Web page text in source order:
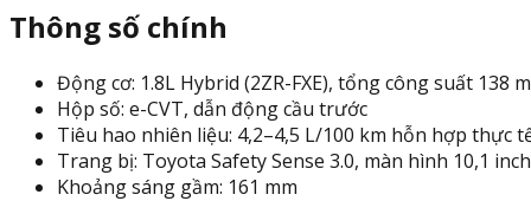
Thông số chính
Động cơ: 1.8L Hybrid (2ZR-FXE), tổng công suất 138
Hộp số: e-CVT, dẫn động cầu trước
Tiêu hao nhiên liệu: 4,2–4,5 L/100 km hỗn hợp thực
Trang bị: Toyota Safety Sense 3.0, màn hình 10,1
Khoảng sáng gầm: 161 mm